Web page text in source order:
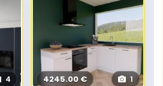
4 4245.00 € 1